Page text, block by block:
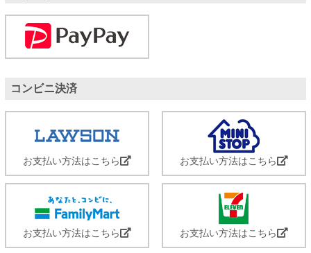
コンビニ決済
お支払い方法はこちら お支払い方法はこちら
お支払い方法はこちら お支払い方法はこちら